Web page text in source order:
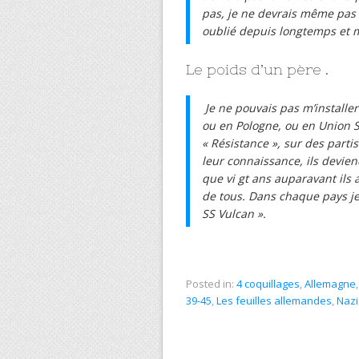
pas, je ne devrais même pas
oublié depuis longtemps et
Le poids d’un père .
Je ne pouvais pas
ou en Pologne, ou en Union
« Résistance », sur des
leur connaissance, ils
que vi gt ans auparavant ils
de tous. Dans chaque pays
SS Vulcan ».
Posted in: 4 coquillages,Allemagne
39-45,Les feuilles allemandes,